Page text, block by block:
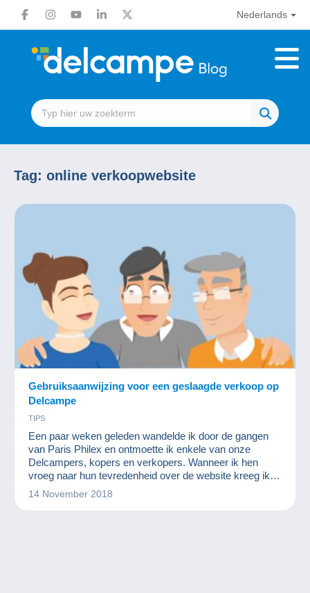
Nederlands
Tag: online verkoopwebsite
Gebruiksaanwijzing voor een geslaagde verkoop op
Delcampe
TIPS
Een paar weken geleden wandelde ik door de gangen
van Paris Philex en ontmoette ik enkele van onze
Delcampers, kopers en verkopers. Wanneer ik hen
vroeg naar hun tevredenheid over de website kreeg ik
vaak een "Ja, over het algemeen tevreden maar... met
14 November 2018